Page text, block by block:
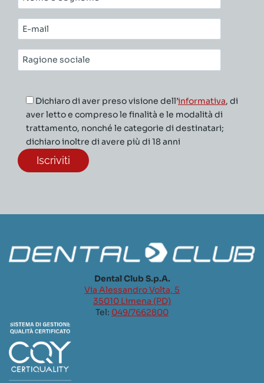
e
cognome*
E-
mail*
Ragione
sociale*
Dichiaro di aver preso visione dell’informativa, di
aver letto e compreso le finalità e le modalità di
trattamento, nonché le categorie di destinatari;
dichiaro inoltre di avere più di 18 anni
Dental Club S.p.A.
Via Alessandro Volta, 5
35010 Limena (PD)
Tel: 049/7662800